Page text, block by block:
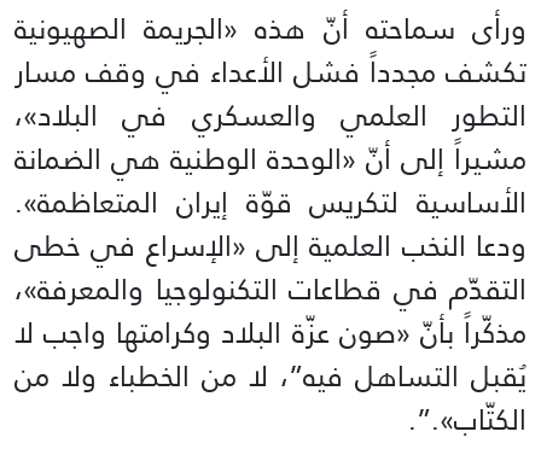
ورأى سماحته أنّ هذه «الجريمة الصهيونية
تكشف مجدداً فشل الأعداء في وقف مسار
التطور العلمي والعسكري في البلاد»،
مشيراً إلى أنّ «الوحدة الوطنية هي الضمانة
الأساسية لتكريس قوّة إيران المتعاظمة».
ودعا النخب العلمية إلى «الإسراع في خطى
التقدّم في قطاعات التكنولوجيا والمعرفة»،
مذكّراً بأنّ «صون عزّة البلاد وكرامتها واجب لا
يُقبل التساهل فيه”، لا من الخطباء ولا من
الكتّاب».”.